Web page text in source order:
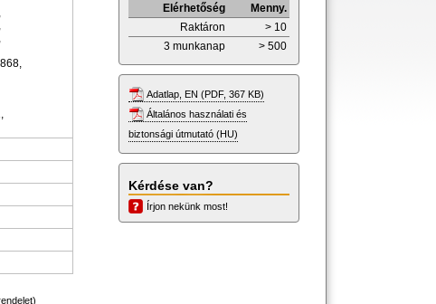
Elérhetőség
Menny.
Raktáron
> 10
3 munkanap
> 500
Adatlap, EN (PDF, 367 KB)
Általános használati és
biztonsági útmutató (HU)
Kérdése van?
Írjon nekünk most!